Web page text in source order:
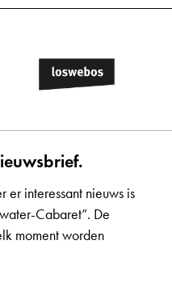
interessant nieuws is
Cabaret”. De
moment worden